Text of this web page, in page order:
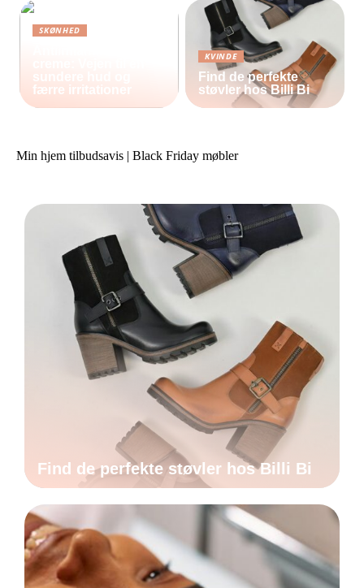
SKØNHED
sundere hud og
færre irritationer
KVINDE
Find de perfekte
støvler hos Billi Bi
Min hjem tilbudsavis | Black Friday møbler
Find de perfekte støvler hos Billi Bi